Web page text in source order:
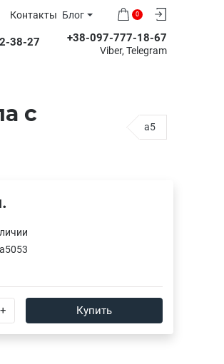
Контакты Блог
38-27
0
+38-097-777-18-67
Viber, Telegram
с
a5
+ Купить